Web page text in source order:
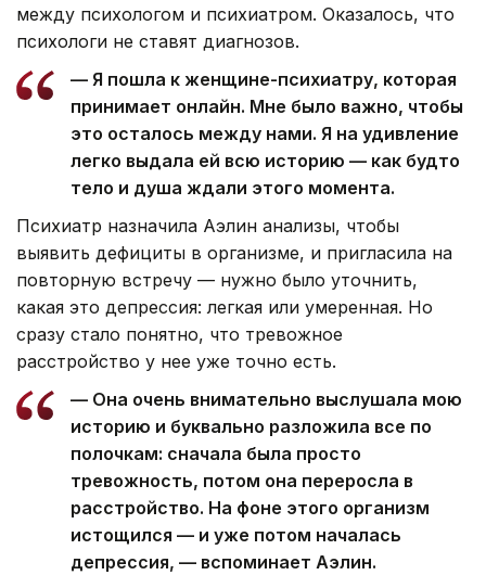
между психологом и психиатром. Оказалось, что
психологи не ставят диагнозов.
— Я пошла к женщине-психиатру, которая
принимает онлайн. Мне было важно, чтобы
это осталось между нами. Я на удивление
легко выдала ей всю историю — как будто
тело и душа ждали этого момента.
Психиатр назначила Аэлин анализы, чтобы
выявить дефициты в организме, и пригласила на
повторную встречу — нужно было уточнить,
какая это депрессия: легкая или умеренная. Но
сразу стало понятно, что тревожное
расстройство у нее уже точно есть.
— Она очень внимательно выслушала мою
историю и буквально разложила все по
полочкам: сначала была просто
тревожность, потом она переросла в
расстройство. На фоне этого организм
истощился — и уже потом началась
депрессия, — вспоминает Аэлин.